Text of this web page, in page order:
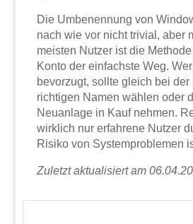
Die Umbenennung von
nach wie vor nicht trivial, aber
meisten Nutzer ist die
Konto der einfachste Weg.
bevorzugt, sollte gleich bei
richtigen Namen wählen oder
Neuanlage in Kauf nehmen.
wirklich nur erfahrene Nutzer
Risiko von Systemproblemen
Zuletzt aktualisiert am